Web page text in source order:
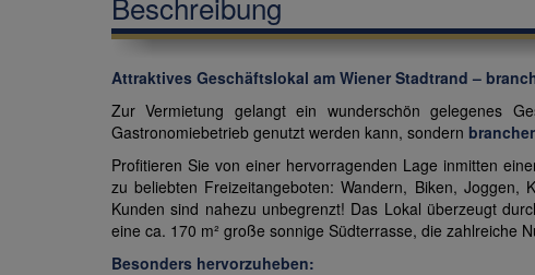
Attraktives Geschäftslokal am Wiener Stadtrand –
Zur Vermietung gelangt ein wunderschön gelegenes
Gastronomiebetrieb genutzt werden kann, sondern
Profitieren Sie von einer hervorragenden Lage inmitten
zu beliebten Freizeitangeboten: Wandern, Biken,
Kunden sind nahezu unbegrenzt! Das Lokal überzeugt
eine ca. 170 m² große sonnige Südterrasse, die zahlreiche
Besonders hervorzuheben: